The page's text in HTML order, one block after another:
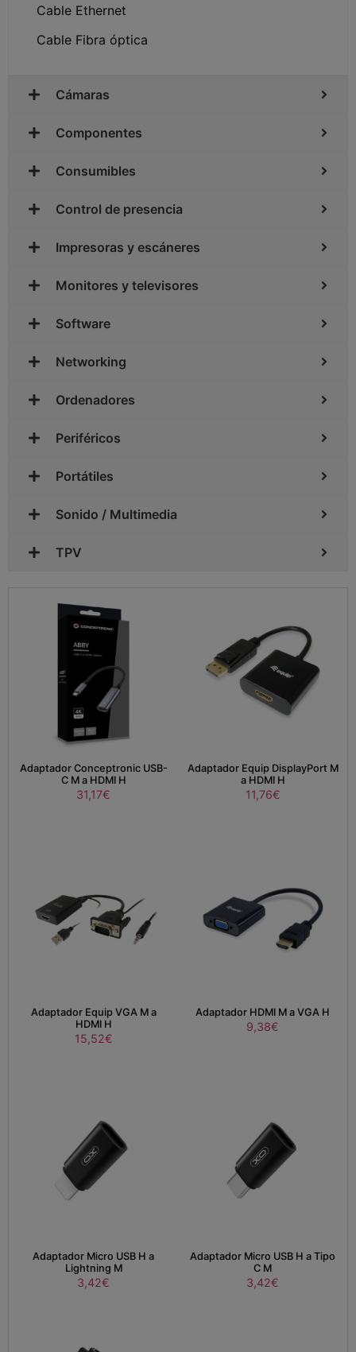
Cable Ethernet
Cable Fibra óptica
Cámaras
Componentes
Consumibles
Control de presencia
Impresoras y escáneres
Monitores y televisores
Software
Networking
Ordenadores
Periféricos
Portátiles
Sonido / Multimedia
TPV
Adaptador Conceptronic USB-
C M a HDMI H
31,17€
Adaptador Equip DisplayPort M
a HDMI H
11,76€
Adaptador Equip VGA M a
HDMI H
15,52€
Adaptador HDMI M a VGA H
9,38€
Adaptador Micro USB H a
Lightning M
3,42€
Adaptador Micro USB H a Tipo
C M
3,42€